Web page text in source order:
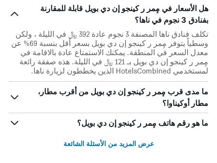
هل الأسعار في مٕمر ر كينجو إن دي بويل قابلة للمقارنة
بفنادق 3 نجوم في ناها؟
تكلف فنادق ناها المصنفة 3 نجوم عادة 392 ﷼ في الليلة ، ولكن
وسطياً يتوفر مٕمر ر كينجو إن دي بويل بسعر أقل بنسبة 69% عن
معدل السعر في المنطقة. يمكنك الاستمتاع عادة بالاقامة في
مٕمر ر كينجو إن دي بويل بـ 121 ﷼ في الليلة. هذه صفقة رائعة
لمستخدمي HotelsCombined الذين يخططون لزيارة ناها.
ما مدى قرب مٕمر ر كينجو إن دي بويل من أقرب مطار،
مطار أوكيناوا؟
ما هو رقم هاتف مٕمر ر كينجو إن دي بويل؟
عرض المزيد من الأسئلة الشائعة